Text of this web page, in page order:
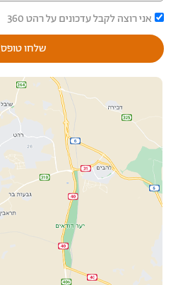
אני רוצה לקבל עדכונים על רהט 360
שלחו טופס